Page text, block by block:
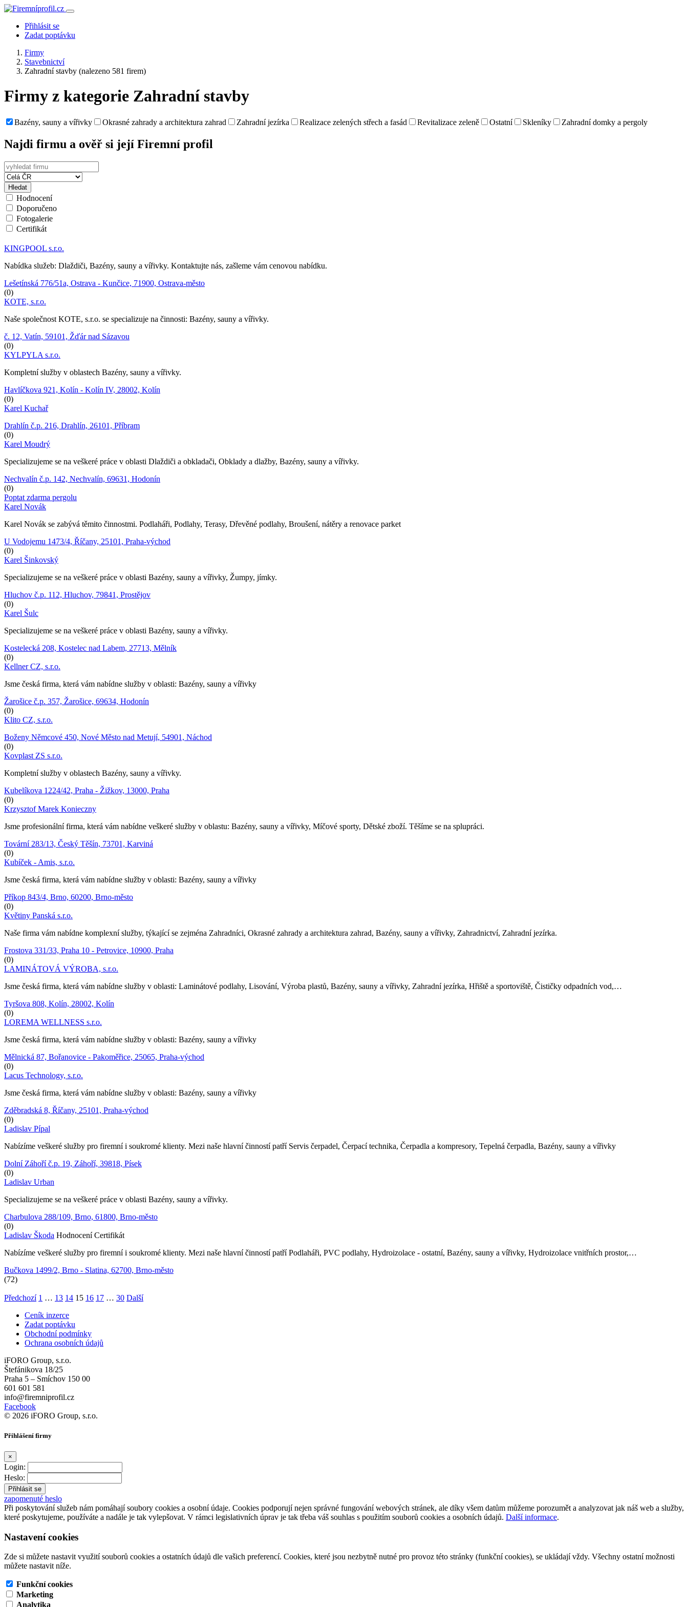
Přihlásit se
Zadat poptávku
Firmy
Stavebnictví
Zahradní stavby (nalezeno 581 firem)
Firmy z kategorie Zahradní stavby
Bazény, sauny a vířivky Okrasné zahrady a architektura zahrad Zahradní jezírka Realizace zelených střech a fasád Revitalizace zeleně Ostatní Skleníky Zahradní domky a pergoly
Najdi firmu a ověř si její Firemní profil
Hledat
Hodnocení
Doporučeno
Fotogalerie
Certifikát
KINGPOOL s.r.o.
Nabídka služeb: Dlaždiči, Bazény, sauny a vířivky. Kontaktujte nás, zašleme vám cenovou nabídku.
Lešetínská 776/51a, Ostrava - Kunčice, 71900, Ostrava-město
(0)
KOTE, s.r.o.
Naše společnost KOTE, s.r.o. se specializuje na činnosti: Bazény, sauny a vířivky.
č. 12, Vatín, 59101, Žďár nad Sázavou
(0)
KYLPYLA s.r.o.
Kompletní služby v oblastech Bazény, sauny a vířivky.
Havlíčkova 921, Kolín - Kolín IV, 28002, Kolín
(0)
Karel Kuchař
Drahlín č.p. 216, Drahlín, 26101, Příbram
(0)
Karel Moudrý
Specializujeme se na veškeré práce v oblasti Dlaždiči a obkladači, Obklady a dlažby, Bazény, sauny a vířivky.
Nechvalín č.p. 142, Nechvalín, 69631, Hodonín
(0)
Poptat zdarma pergolu
Karel Novák
Karel Novák se zabývá těmito činnostmi. Podlaháři, Podlahy, Terasy, Dřevěné podlahy, Broušení, nátěry a renovace parket
U Vodojemu 1473/4, Říčany, 25101, Praha-východ
(0)
Karel Šinkovský
Specializujeme se na veškeré práce v oblasti Bazény, sauny a vířivky, Žumpy, jímky.
Hluchov č.p. 112, Hluchov, 79841, Prostějov
(0)
Karel Šulc
Specializujeme se na veškeré práce v oblasti Bazény, sauny a vířivky.
Kostelecká 208, Kostelec nad Labem, 27713, Mělník
(0)
Kellner CZ, s.r.o.
Jsme česká firma, která vám nabídne služby v oblasti: Bazény, sauny a vířivky
Žarošice č.p. 357, Žarošice, 69634, Hodonín
(0)
Klito CZ, s.r.o.
Boženy Němcové 450, Nové Město nad Metují, 54901, Náchod
(0)
Kovplast ZS s.r.o.
Kompletní služby v oblastech Bazény, sauny a vířivky.
Kubelíkova 1224/42, Praha - Žižkov, 13000, Praha
(0)
Krzysztof Marek Konieczny
Jsme profesionální firma, která vám nabídne veškeré služby v oblastu: Bazény, sauny a vířivky, Míčové sporty, Dětské zboží. Těšíme se na splupráci.
Tovární 283/13, Český Těšín, 73701, Karviná
(0)
Kubíček - Amis, s.r.o.
Jsme česká firma, která vám nabídne služby v oblasti: Bazény, sauny a vířivky
Příkop 843/4, Brno, 60200, Brno-město
(0)
Květiny Panská s.r.o.
Naše firma vám nabídne komplexní služby, týkající se zejména Zahradníci, Okrasné zahrady a architektura zahrad, Bazény, sauny a vířivky, Zahradnictví, Zahradní jezírka.
Frostova 331/33, Praha 10 - Petrovice, 10900, Praha
(0)
LAMINÁTOVÁ VÝROBA, s.r.o.
Jsme česká firma, která vám nabídne služby v oblasti: Laminátové podlahy, Lisování, Výroba plastů, Bazény, sauny a vířivky, Zahradní jezírka, Hřiště a sportoviště, Čističky odpadních vod,…
Tyršova 808, Kolín, 28002, Kolín
(0)
LOREMA WELLNESS s.r.o.
Jsme česká firma, která vám nabídne služby v oblasti: Bazény, sauny a vířivky
Mělnická 87, Bořanovice - Pakoměřice, 25065, Praha-východ
(0)
Lacus Technology, s.r.o.
Jsme česká firma, která vám nabídne služby v oblasti: Bazény, sauny a vířivky
Zděbradská 8, Říčany, 25101, Praha-východ
(0)
Ladislav Pípal
Nabízíme veškeré služby pro firemní i soukromé klienty. Mezi naše hlavní činností patří Servis čerpadel, Čerpací technika, Čerpadla a kompresory, Tepelná čerpadla, Bazény, sauny a vířivky
Dolní Záhoří č.p. 19, Záhoří, 39818, Písek
(0)
Ladislav Urban
Specializujeme se na veškeré práce v oblasti Bazény, sauny a vířivky.
Charbulova 288/109, Brno, 61800, Brno-město
(0)
Ladislav Škoda Hodnocení Certifikát
Nabízíme veškeré služby pro firemní i soukromé klienty. Mezi naše hlavní činností patří Podlaháři, PVC podlahy, Hydroizolace - ostatní, Bazény, sauny a vířivky, Hydroizolace vnitřních prostor,…
Bučkova 1499/2, Brno - Slatina, 62700, Brno-město
(72)
Předchozí 1 … 13 14 15 16 17 … 30 Další
Ceník inzerce
Zadat poptávku
Obchodní podmínky
Ochrana osobních údajů
iFORO Group, s.r.o.
Štefánikova 18/25
Praha 5 – Smíchov 150 00
601 601 581
info@firemniprofil.cz
Facebook
© 2026 iFORO Group, s.r.o.
Přihlášení firmy
×
Login:
Heslo:
zapomenuté heslo
Při poskytování služeb nám pomáhají soubory cookies a osobní údaje. Cookies podporují nejen správné fungování webových stránek, ale díky všem datům můžeme porozumět a analyzovat jak náš web a služby,
které poskytujeme, používáte a nadále je tak vylepšovat. V rámci legislativních úprav je tak třeba váš souhlas s použitím souborů cookies a osobních údajů. Další informace.
Nastavení cookies
Zde si můžete nastavit využití souborů cookies a ostatních údajů dle vašich preferencí. Cookies, které jsou nezbytně nutné pro provoz této stránky (funkční cookies), se ukládají vždy. Všechny ostatní možnosti
můžete nastavit níže.
Funkční cookies
Marketing
Analytika